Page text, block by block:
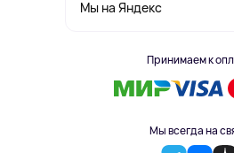
Мы на Яндекс
Принимаем к
Мы всегда на